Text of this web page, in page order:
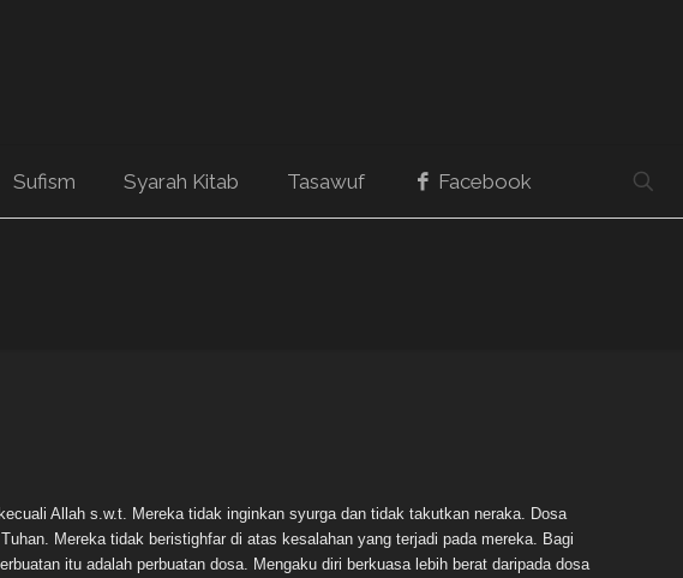
Sufism Syarah Kitab Tasawuf Facebook
Allah s.w.t. Mereka tidak inginkan syurga dan tidak takutkan neraka. Dosa
Mereka tidak beristighfar di atas kesalahan yang terjadi pada mereka. Bagi
itu adalah perbuatan dosa. Mengaku diri berkuasa lebih berat daripada dosa